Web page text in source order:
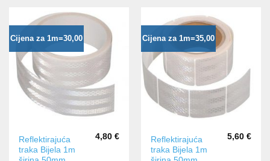
Cijena za 1m=30,00
Reflektirajuća
traka Bijela 1m
4,80 €
Cijena za 1m=35,00
Reflektirajuća
traka Bijela 1m
5,60 €